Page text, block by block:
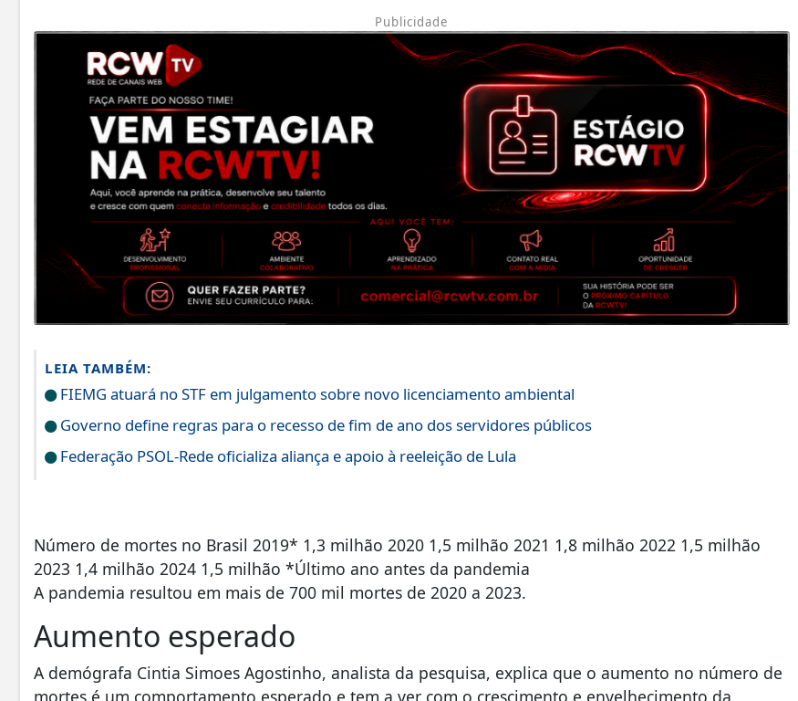
Publicidade
LEIA TAMBÉM:
FIEMG atuará no STF em julgamento sobre novo licenciamento ambiental
Governo define regras para o recesso de fim de ano dos servidores públicos
Federação PSOL-Rede oficializa aliança e apoio à reeleição de Lula
Número de mortes no Brasil 2019* 1,3 milhão 2020 1,5 milhão 2021 1,8 milhão 2022 1,5 milhão
2023 1,4 milhão 2024 1,5 milhão *Último ano antes da pandemia
A pandemia resultou em mais de 700 mil mortes de 2020 a 2023.
Aumento esperado
A demógrafa Cintia Simoes Agostinho, analista da pesquisa, explica que o aumento no número de
mortes é um comportamento esperado e tem a ver com o crescimento e envelhecimento da